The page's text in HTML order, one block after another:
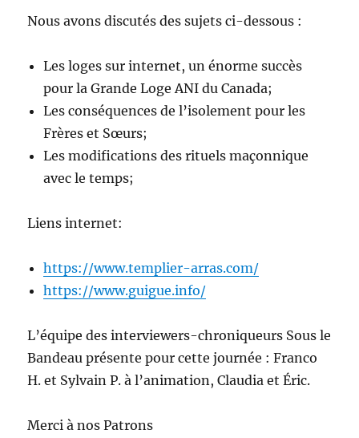
Nous avons discutés des sujets ci-dessous :
Les loges sur internet, un énorme succès
pour la Grande Loge ANI du Canada;
Les conséquences de l’isolement pour les
Frères et Sœurs;
Les modifications des rituels maçonnique
avec le temps;
Liens internet:
https://www.templier-arras.com/
https://www.guigue.info/
L’équipe des interviewers-chroniqueurs Sous le
Bandeau présente pour cette journée : Franco
H. et Sylvain P. à l’animation, Claudia et Éric.
Merci à nos Patrons